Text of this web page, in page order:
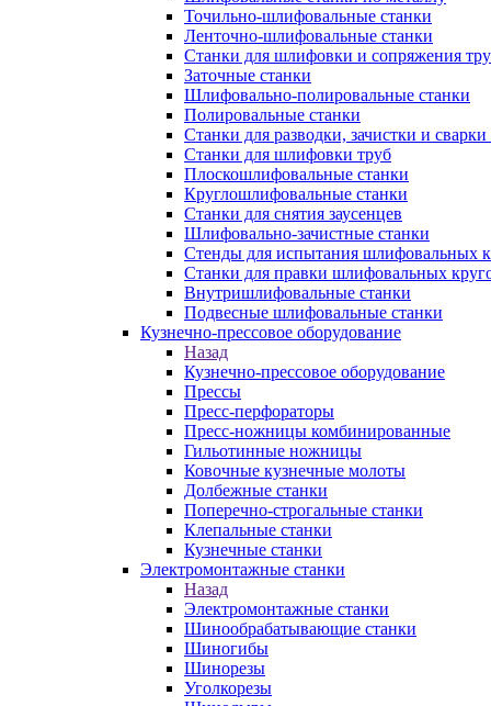
Точильно-шлифовальные станки
Ленточно-шлифовальные станки
Станки для шлифовки и сопряжения
Заточные станки
Шлифовально-полировальные станки
Полировальные станки
Станки для разводки, зачистки и сварки
Станки для шлифовки труб
Плоскошлифовальные станки
Круглошлифовальные станки
Станки для снятия заусенцев
Шлифовально-зачистные станки
Стенды для испытания шлифовальных
Станки для правки шлифовальных
Внутришлифовальные станки
Подвесные шлифовальные станки
Кузнечно-прессовое оборудование
Назад
Кузнечно-прессовое оборудование
Прессы
Пресс-перфораторы
Пресс-ножницы комбинированные
Гильотинные ножницы
Ковочные кузнечные молоты
Долбежные станки
Поперечно-строгальные станки
Клепальные станки
Кузнечные станки
Электромонтажные станки
Назад
Электромонтажные станки
Шинообрабатывающие станки
Шиногибы
Шинорезы
Уголкорезы